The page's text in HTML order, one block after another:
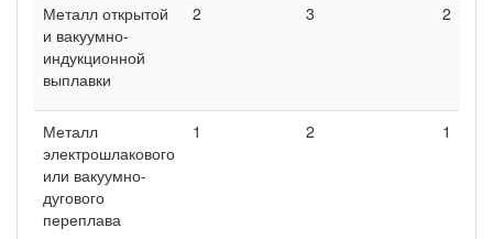
Металл открытой
и вакуумно-
индукционной
выплавки
2 3 2
Металл
электрошлакового
или вакуумно-
дугового
переплава
1 2 1